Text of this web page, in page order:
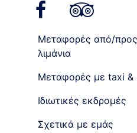
facebook
Μεταφορές από/προς
λιμάνια
Μεταφορές με taxi &
Ιδιωτικές εκδρομές
Σχετικά με εμάς